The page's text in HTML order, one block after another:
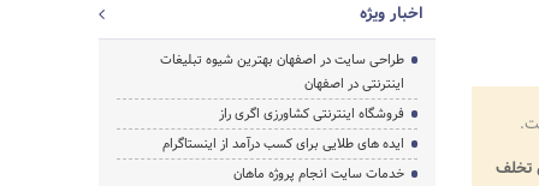
تخلف
اخبار ویژه
طراحی سایت در اصفهان بهترین شیوه تبلیغات
اینترنتی در اصفهان
فروشگاه اینترنتی کشاورزی اگری راز
ایده های طلایی برای کسب درآمد از اینستاگرام
خدمات سایت انجام پروژه ماهان